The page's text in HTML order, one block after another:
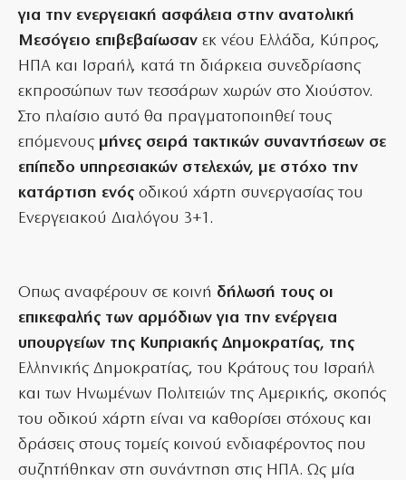
για την ενεργειακή ασφάλεια στην ανατολική
Μεσόγειο επιβεβαίωσαν εκ νέου Ελλάδα, Κύπρος,
ΗΠΑ και Ισραήλ, κατά τη διάρκεια συνεδρίασης
εκπροσώπων των τεσσάρων χωρών στο Χιούστον.
Στο πλαίσιο αυτό θα πραγματοποιηθεί τους
επόμενους μήνες σειρά τακτικών συναντήσεων σε
επίπεδο υπηρεσιακών στελεχών, με στόχο την
κατάρτιση ενός οδικού χάρτη συνεργασίας του
Ενεργειακού Διαλόγου 3+1.
Οπως αναφέρουν σε κοινή δήλωσή τους οι
επικεφαλής των αρμόδιων για την ενέργεια
υπουργείων της Κυπριακής Δημοκρατίας, της
Ελληνικής Δημοκρατίας, του Κράτους του Ισραήλ
και των Ηνωμένων Πολιτειών της Αμερικής, σκοπός
του οδικού χάρτη είναι να καθορίσει στόχους και
δράσεις στους τομείς κοινού ενδιαφέροντος που
συζητήθηκαν στη συνάντηση στις ΗΠΑ. Ως μία